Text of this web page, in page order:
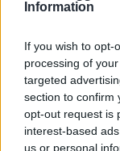
Information
If you wish to opt-
processing of
targeted
section to confirm
opt-out request is
interest-based
us or personal
pe…